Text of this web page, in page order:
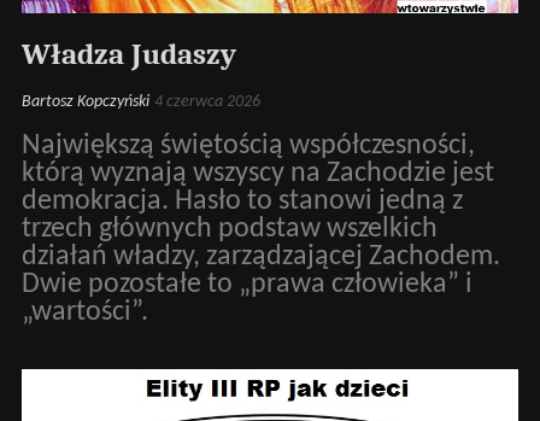
Władza Judaszy
Bartosz Kopczyński 4 czerwca 2026
Największą świętością współczesności,
którą wyznają wszyscy na Zachodzie jest
demokracja. Hasło to stanowi jedną z
trzech głównych podstaw wszelkich
działań władzy, zarządzającej Zachodem.
Dwie pozostałe to „prawa człowieka” i
„wartości”.